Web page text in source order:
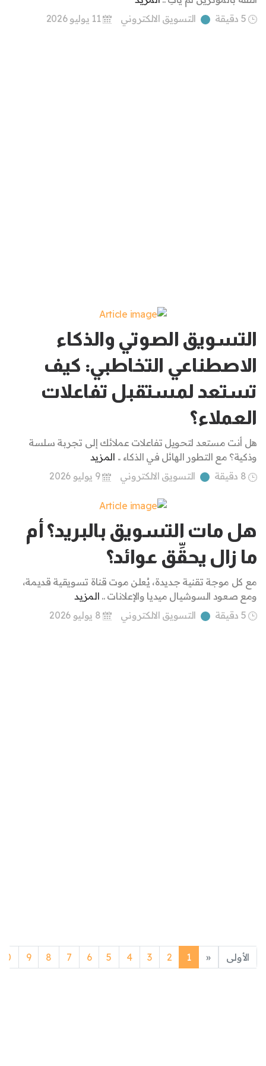
5 دقيقة
التسويق الالكتروني 11 يوليو 2026
التسويق الصوتي والذكاء
الاصطناعي التخاطبي: كيف
تستعد لمستقبل تفاعلات
العملاء؟
هل أنت مستعد لتحويل تفاعلات عملائك إلى تجربة سلسة
وذكية؟ مع التطور الهائل في الذكاء .. المزيد
8 دقيقة
التسويق الالكتروني 9 يوليو 2026
هل مات التسويق بالبريد؟ أم
ما زال يحقِّق عوائد؟
مع كل موجة تقنية جديدة، يُعلن موت قناة تسويقية قديمة،
ومع صعود السوشيال ميديا والإعلانات .. المزيد
5 دقيقة
التسويق الالكتروني 8 يوليو 2026
الأولى «
Previous
1
2
3
4
5
6
7
8
9
10